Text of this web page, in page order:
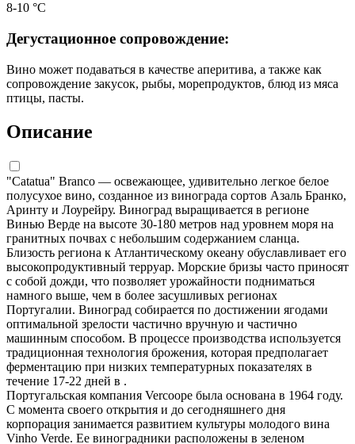
8-10 °С
Дегустационное сопровождение:
Вино может подаваться в качестве аперитива, а также как
сопровождение закусок, рыбы, морепродуктов, блюд из мяса
птицы, пасты.
Описание
"Catatua" Branco — освежающее, удивительно легкое белое
полусухое вино, созданное из винограда сортов Азаль Бранко,
Аринту и Лоурейру. Виноград выращивается в регионе
Винью Верде на высоте 30-180 метров над уровнем моря на
гранитных почвах с небольшим содержанием сланца.
Близость региона к Атлантическому океану обуславливает его
высокопродуктивный терруар. Морские бризы часто приносят
с собой дожди, что позволяет урожайности подниматься
намного выше, чем в более засушливых регионах
Португалии. Виноград собирается по достижении ягодами
оптимальной зрелости частично вручную и частично
машинным способом. В процессе производства используется
традиционная технология брожения, которая предполагает
ферментацию при низких температурных показателях в
течение 17-22 дней в .
Португальская компания Vercoope была основана в 1964 году.
С момента своего открытия и до сегодняшнего дня
корпорация занимается развитием культуры молодого вина
Vinho Verde. Ее виноградники расположены в зеленом